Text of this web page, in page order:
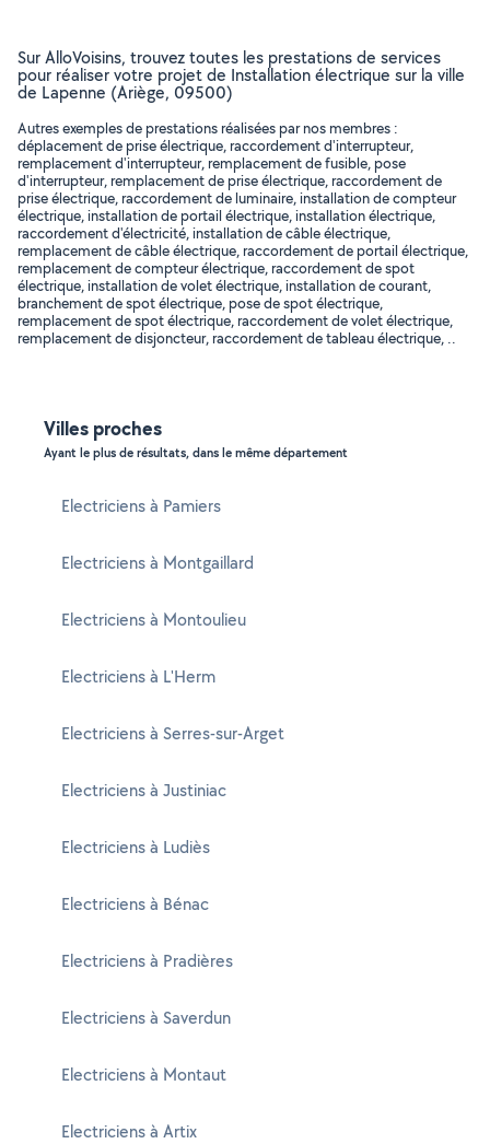
Sur AlloVoisins, trouvez toutes les prestations de services
pour réaliser votre projet de Installation électrique sur la ville
de Lapenne (Ariège, 09500)
Autres exemples de prestations réalisées par nos membres :
déplacement de prise électrique, raccordement d'interrupteur,
remplacement d'interrupteur, remplacement de fusible, pose
d'interrupteur, remplacement de prise électrique, raccordement de
prise électrique, raccordement de luminaire, installation de compteur
électrique, installation de portail électrique, installation électrique,
raccordement d'électricité, installation de câble électrique,
remplacement de câble électrique, raccordement de portail électrique,
remplacement de compteur électrique, raccordement de spot
électrique, installation de volet électrique, installation de courant,
branchement de spot électrique, pose de spot électrique,
remplacement de spot électrique, raccordement de volet électrique,
remplacement de disjoncteur, raccordement de tableau électrique, ..
Villes proches
Ayant le plus de résultats, dans le même département
Electriciens à Pamiers
Electriciens à Montgaillard
Electriciens à Montoulieu
Electriciens à L'Herm
Electriciens à Serres-sur-Arget
Electriciens à Justiniac
Electriciens à Ludiès
Electriciens à Bénac
Electriciens à Pradières
Electriciens à Saverdun
Electriciens à Montaut
Electriciens à Artix